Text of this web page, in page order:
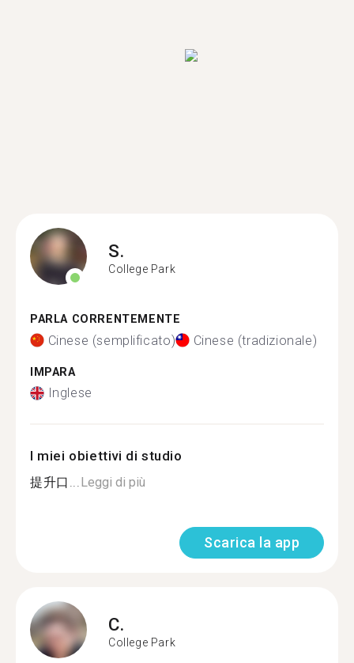
S.
College Park
PARLA CORRENTEMENTE
Cinese (semplificato) Cinese (tradizionale)
IMPARA
Inglese
I miei obiettivi di studio
提升口...Leggi di più
Scarica la app
C.
College Park